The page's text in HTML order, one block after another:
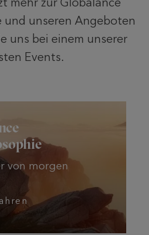
unseren Angeboten
uns bei einem unserer
Events.
von morgen